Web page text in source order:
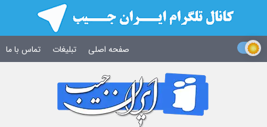
صفحه اصلی تبلیغات تماس با ما